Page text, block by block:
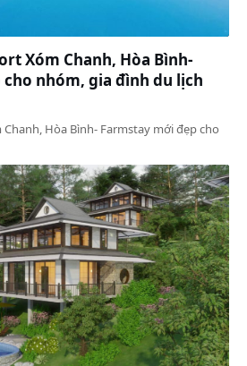
Xóm Chanh, Hòa Bình-
nhóm, gia đình du lịch
Hòa Bình- Farmstay mới đẹp cho